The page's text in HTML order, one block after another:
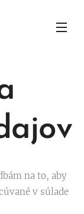
na to, aby
v súlade